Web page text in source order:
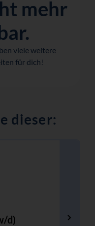
mehr
viele weitere
für dich!
dieser:
d)